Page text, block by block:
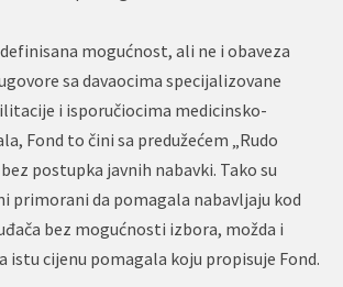
mogućnost, ali ne i obaveza
sa davaocima specijalizovane
i isporučiocima medicinsko-
Fond to čini sa predužećem „Rudo
postupka javnih nabavki. Tako su
primorani da pomagala nabavljaju kod
bez mogućnosti izbora, možda i
istu cijenu pomagala koju propisuje Fond.